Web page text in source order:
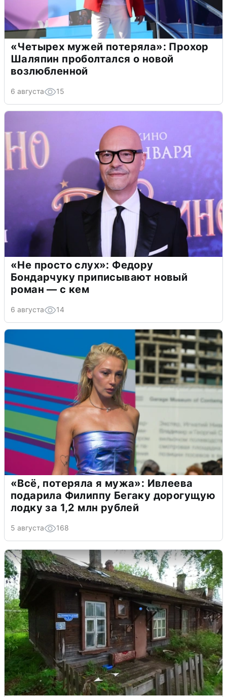
«Четырех мужей потеряла»: Прохор
Шаляпин проболтался о новой
возлюбленной
6 августа 15
«Не просто слух»: Федору
Бондарчуку приписывают новый
роман — с кем
6 августа 14
«Всё, потеряла я мужа»: Ивлеева
подарила Филиппу Бегаку дорогущую
лодку за 1,2 млн рублей
5 августа 168